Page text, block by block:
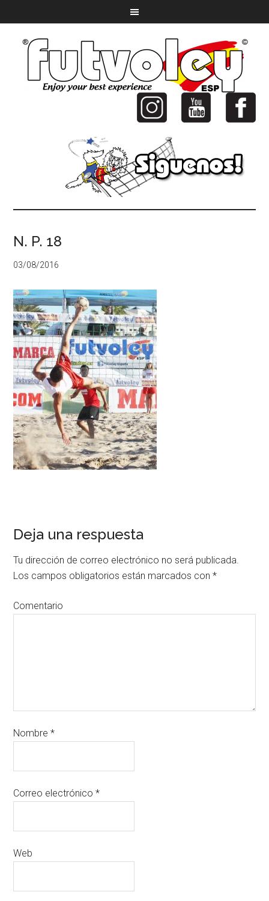
N. P. 18
03/08/2016
Deja una respuesta
Tu dirección de correo electrónico no será publicada.
Los campos obligatorios están marcados con*
Comentario
Nombre*
Correo electrónico*
Web